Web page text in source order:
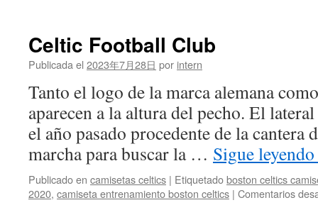
#5.
Celtic Football Club
Publicada el 2023年7月28日 por intern
Tanto el logo de la marca alemana
aparecen a la altura del pecho. El
el año pasado procedente de la cantera
marcha para buscar la … Sigue leyendo
Publicado en camisetas celtics | Etiquetadoboston celtics
2020, camiseta entrenamiento boston celtics | Comentarios